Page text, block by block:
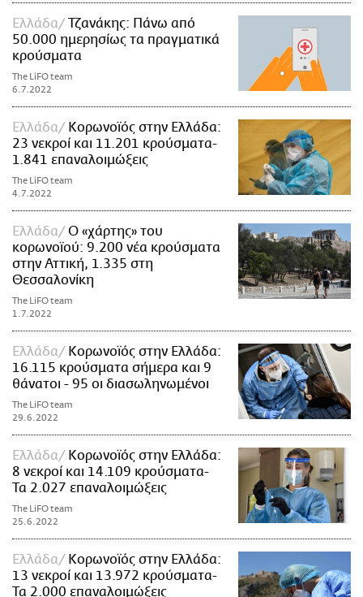
Ελλάδα
Τζανάκης: Πάνω από
50.000 ημερησίως τα πραγματικά
κρούσματα
The LiFO team
6.7.2022
Ελλάδα
Κορωνοϊός στην Ελλάδα:
23 νεκροί και 11.201 κρούσματα-
1.841 επαναλοιμώξεις
The LiFO team
4.7.2022
Ελλάδα
Ο «χάρτης» του
κορωνοϊού: 9.200 νέα κρούσματα
στην Αττική, 1.335 στη
Θεσσαλονίκη
The LiFO team
1.7.2022
Ελλάδα
Κορωνοϊός στην Ελλάδα:
16.115 κρούσματα σήμερα και 9
θάνατοι - 95 οι διασωληνωμένοι
The LiFO team
29.6.2022
Ελλάδα
Κορωνοϊός στην Ελλάδα:
8 νεκροί και 14.109 κρούσματα-
Τα 2.027 επαναλοιμώξεις
The LiFO team
25.6.2022
Ελλάδα
Κορωνοϊός στην Ελλάδα:
13 νεκροί και 13.972 κρούσματα-
Τα 2.000 επαναλοιμώξεις